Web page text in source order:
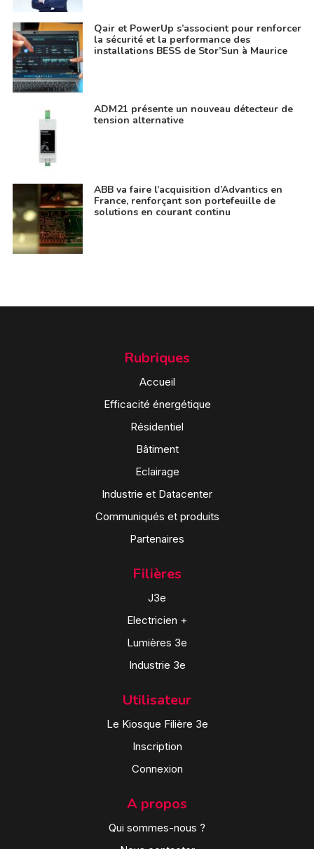
Qair et PowerUp s’associent pour renforcer
la sécurité et la performance des
installations BESS de Stor’Sun à Maurice
ADM21 présente un nouveau détecteur de
tension alternative
ABB va faire l’acquisition d’Advantics en
France, renforçant son portefeuille de
solutions en courant continu
Rubriques
Accueil
Efficacité énergétique
Résidentiel
Bâtiment
Eclairage
Industrie et Datacenter
Communiqués et produits
Partenaires
Filières
J3e
Electricien +
Lumières 3e
Industrie 3e
Utilisateur
Le Kiosque Filière 3e
Inscription
Connexion
A propos
Qui sommes-nous ?